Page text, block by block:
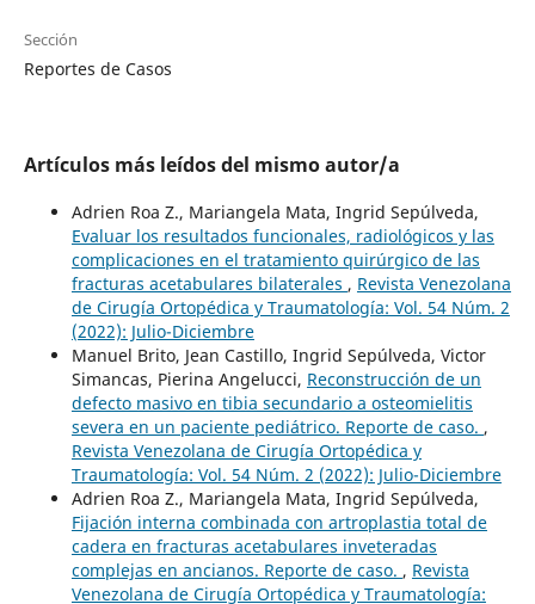
Sección
Reportes de Casos
Artículos más leídos del mismo autor/a
Adrien Roa Z., Mariangela Mata, Ingrid Sepúlveda,
Evaluar los resultados funcionales, radiológicos y las
complicaciones en el tratamiento quirúrgico de las
fracturas acetabulares bilaterales , Revista Venezolana
de Cirugía Ortopédica y Traumatología: Vol. 54 Núm. 2
(2022): Julio-Diciembre
Manuel Brito, Jean Castillo, Ingrid Sepúlveda, Victor
Simancas, Pierina Angelucci, Reconstrucción de un
defecto masivo en tibia secundario a osteomielitis
severa en un paciente pediátrico. Reporte de caso. ,
Revista Venezolana de Cirugía Ortopédica y
Traumatología: Vol. 54 Núm. 2 (2022): Julio-Diciembre
Adrien Roa Z., Mariangela Mata, Ingrid Sepúlveda,
Fijación interna combinada con artroplastia total de
cadera en fracturas acetabulares inveteradas
complejas en ancianos. Reporte de caso. , Revista
Venezolana de Cirugía Ortopédica y Traumatología: